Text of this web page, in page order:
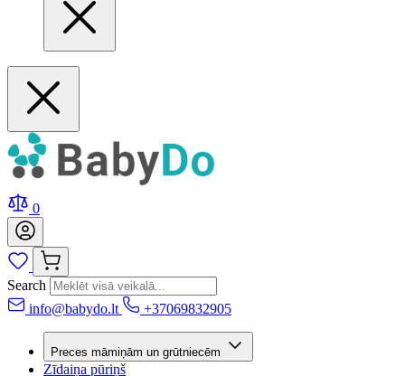
0
Search
info@babydo.lt
+37069832905
Preces māmiņām un grūtniecēm
Zīdaiņa pūriņš